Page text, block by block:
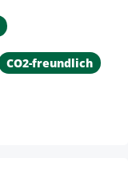
CO2-freundlich